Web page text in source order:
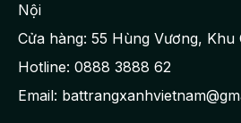
Nội
Cửa hàng: 55 Hùng Vương, Khu
Hotline: 0888 3888 62
Email: